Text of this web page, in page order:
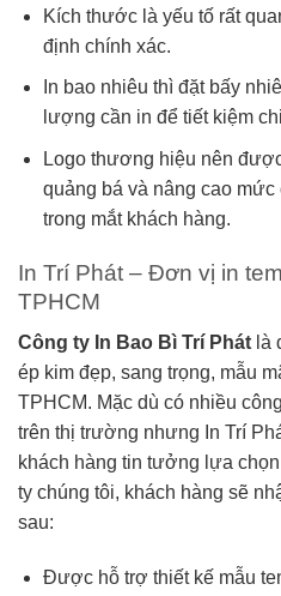
Kích thước là yếu tố rất
định chính xác.
In bao nhiêu thì đặt bấy
lượng cần in để tiết kiệm
Logo thương hiệu nên
quảng bá và nâng cao
trong mắt khách hàng.
In Trí Phát – Đơn vị in
TPHCM
Công ty In Bao Bì Trí Phát là
ép kim đẹp, sang trọng, mẫu
TPHCM. Mặc dù có nhiều
trên thị trường nhưng In Trí
khách hàng tin tưởng lựa
ty chúng tôi, khách hàng sẽ
sau:
Được hỗ trợ thiết kế mẫu